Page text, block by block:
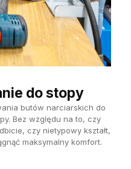
do stopy
butów narciarskich do
Bez względu na to, czy
czy nietypowy kształt,
maksymalny komfort.